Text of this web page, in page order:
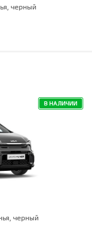
черный
В НАЛИЧИИ
черный